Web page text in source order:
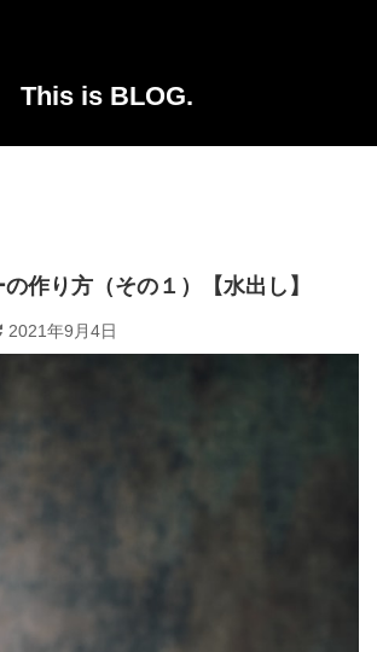
This is BLOG.
作り方（その１）【水出し】
2021年9月4日